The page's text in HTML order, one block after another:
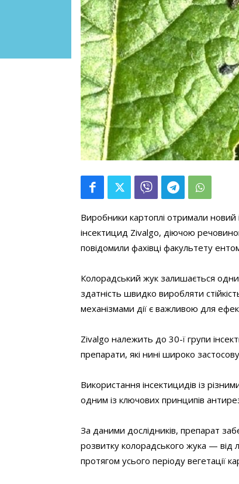
Виробники картоплі отримали
інсектицид Zivalgo, діючою
повідомили фахівці факультету
Колорадський жук залишається
здатність швидко виробляти
механізмами дії є важливою для
Zivalgo належить до 30-ї групи
препарати, які нині широко
Використання інсектицидів із
одним із ключових принципів
За даними дослідників, препарат
розвитку колорадського жука —
протягом усього періоду вегетації